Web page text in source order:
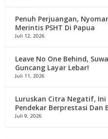
Penuh Perjuangan,
Merintis PSHT Di Papua
Juli 12, 2026
Leave No One Behind,
Guncang Layar Lebar!
Juli 11, 2026
Luruskan Citra Negatif, Ini
Pendekar Berprestasi Dan
Juli 9, 2026